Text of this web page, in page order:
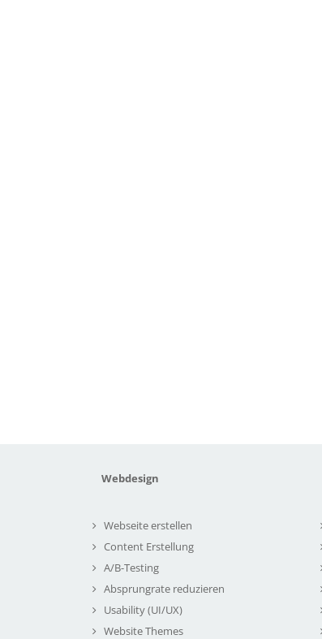
Webdesign
Webseite erstellen
Content Erstellung
A/B-Testing
Absprungrate reduzieren
Usability (UI/UX)
Website Themes